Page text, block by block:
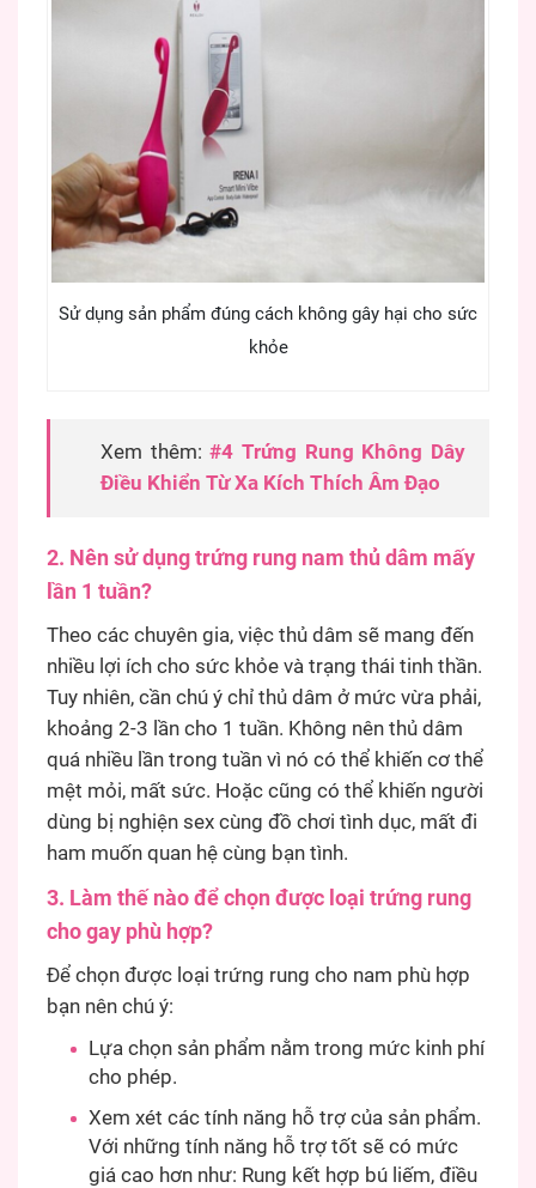
Sử dụng sản phẩm đúng cách không gây hại cho sức
khỏe
Xem thêm:#4 Trứng Rung Không Dây
Điều Khiển Từ Xa Kích Thích Âm Đạo
2. Nên sử dụng trứng rung nam thủ dâm mấy
lần 1 tuần?
Theo các chuyên gia, việc thủ dâm sẽ mang đến
nhiều lợi ích cho sức khỏe và trạng thái tinh thần.
Tuy nhiên, cần chú ý chỉ thủ dâm ở mức vừa phải,
khoảng 2-3 lần cho 1 tuần. Không nên thủ dâm
quá nhiều lần trong tuần vì nó có thể khiến cơ thể
mệt mỏi, mất sức. Hoặc cũng có thể khiến người
dùng bị nghiện sex cùng đồ chơi tình dục, mất đi
ham muốn quan hệ cùng bạn tình.
3. Làm thế nào để chọn được loại trứng rung
cho gay phù hợp?
Để chọn được loại trứng rung cho nam phù hợp
bạn nên chú ý:
Lựa chọn sản phẩm nằm trong mức kinh phí
cho phép.
Xem xét các tính năng hỗ trợ của sản phẩm.
Với những tính năng hỗ trợ tốt sẽ có mức
giá cao hơn như: Rung kết hợp bú liếm, điều